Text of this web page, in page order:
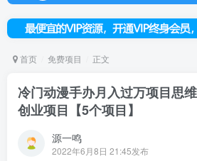
首页 免费项目 正文
冷门动漫手办月入过万项目思
创业项目【5个项目】
源一鸣
2022年6月8日 21:45发布